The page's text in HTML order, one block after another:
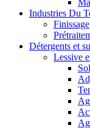
Industries Du
Finissage
Détergents et
Lessive